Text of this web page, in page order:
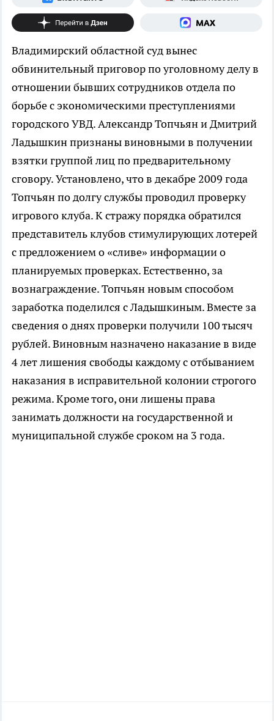
Владимирский областной суд вынес
обвинительный приговор по уголовному делу в
отношении бывших сотрудников отдела по
борьбе с экономическими преступлениями
городского УВД. Александр Топчьян и Дмитрий
Ладышкин признаны виновными в получении
взятки группой лиц по предварительному
сговору. Установлено, что в декабре 2009 года
Топчьян по долгу службы проводил проверку
игрового клуба. К стражу порядка обратился
представитель клубов стимулирующих лотерей
с предложением о «сливе» информации о
планируемых проверках. Естественно, за
вознаграждение. Топчьян новым способом
заработка поделился с Ладышкиным. Вместе за
сведения о днях проверки получили 100 тысяч
рублей. Виновным назначено наказание в виде
4 лет лишения свободы каждому с отбыванием
наказания в исправительной колонии строгого
режима. Кроме того, они лишены права
занимать должности на государственной и
муниципальной службе сроком на 3 года.